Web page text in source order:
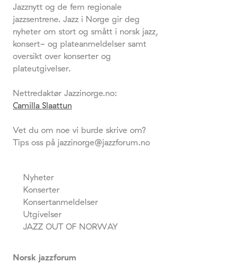
Jazznytt og de fem regionale
jazzsentrene. Jazz i Norge gir deg
nyheter om stort og smått i norsk jazz,
konsert- og plateanmeldelser samt
oversikt over konserter og
plateutgivelser.
Nettredaktør Jazzinorge.no:
Camilla Slaattun
Vet du om noe vi burde skrive om?
Tips oss på jazzinorge@jazzforum.no
Nyheter
Konserter
Konsertanmeldelser
Utgivelser
JAZZ OUT OF NORWAY
Norsk jazzforum